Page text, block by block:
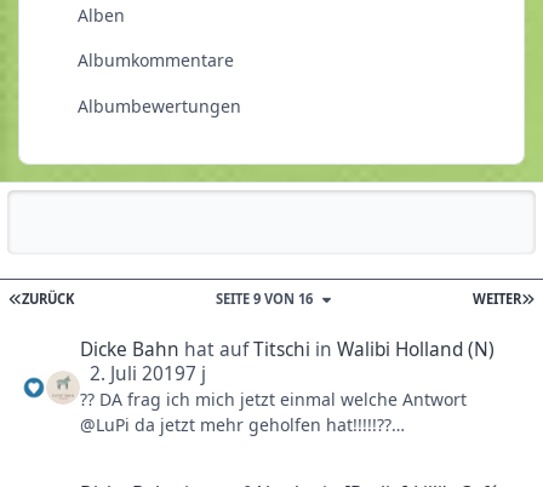
Alben
Albumkommentare
Albumbewertungen
ZURÜCK WEITER
SEITE 9 VON 16
Dicke Bahn hat aufTitschi inWalibi Holland (N)
2. Juli 20197 j
?? DA frag ich mich jetzt einmal welche Antwort
@LuPi da jetzt mehr geholfen hat!!!!!??